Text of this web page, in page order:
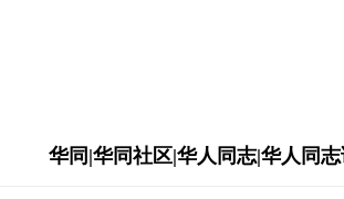
华同|华同社区|华人同志|华人同